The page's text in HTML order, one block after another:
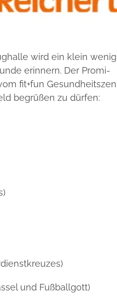
wird ein klein
erinnern. Der Promi-
fit+fun
begrüßen zu dürfen:
und Fußballgott)